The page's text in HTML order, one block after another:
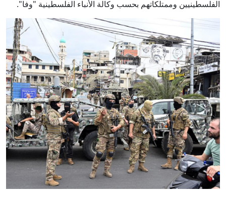
الفلسطينيين وممتلكاتهم بحسب وكالة الأنباء الفلسطينية "وفا".